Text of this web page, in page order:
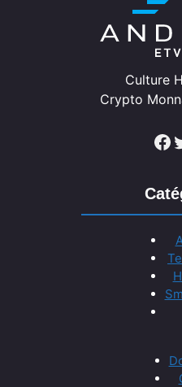
Culture
Crypto
Facebook Twitter